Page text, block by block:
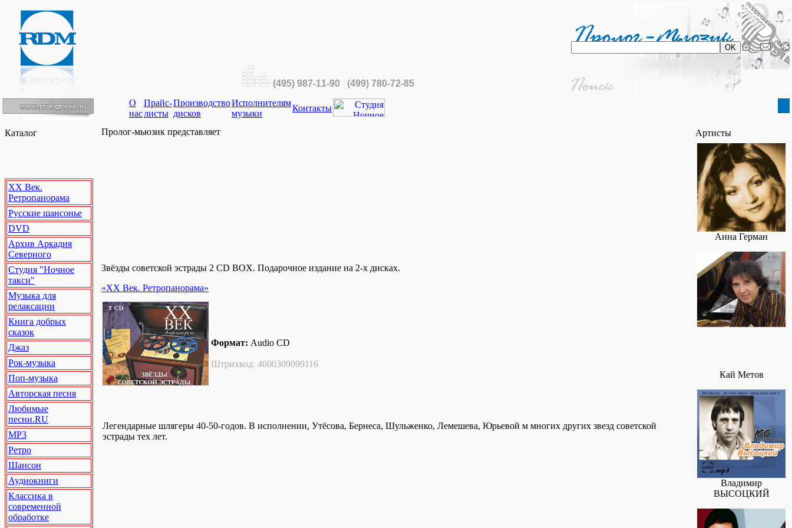
(495) 987-11-90 (499) 780-72-85
О
нас
Прайс-
листы
Производство
дисков
Исполнителям
музыки
Контакты
Каталог
XX Век.
Ретропанорама
Русские шансонье
DVD
Архив Аркадия
Северного
Студия "Ночное
такси"
Музыка для
релаксации
Книга добрых
сказок
Джаз
Рок-музыка
Поп-музыка
Авторская песня
Любимые
песни.RU
MP3
Ретро
Шансон
Аудиокниги
Классика в
современной
обработке
Пролог-мьюзик представляет
Звёзды советской эстрады 2 CD BOX. Подарочное издание на 2-х дисках.
«XX Век. Ретропанорама»
Формат: Audio CD
Штрихкод: 4600309099116
Легендарные шлягеры 40-50-годов. В исполнении, Утёсова, Бернеса, Шульженко, Лемешева, Юрьевой м многих других звезд советской
эстрады тех лет.
Артисты
Анна Герман
Кай Метов
Владимир
ВЫСОЦКИЙ